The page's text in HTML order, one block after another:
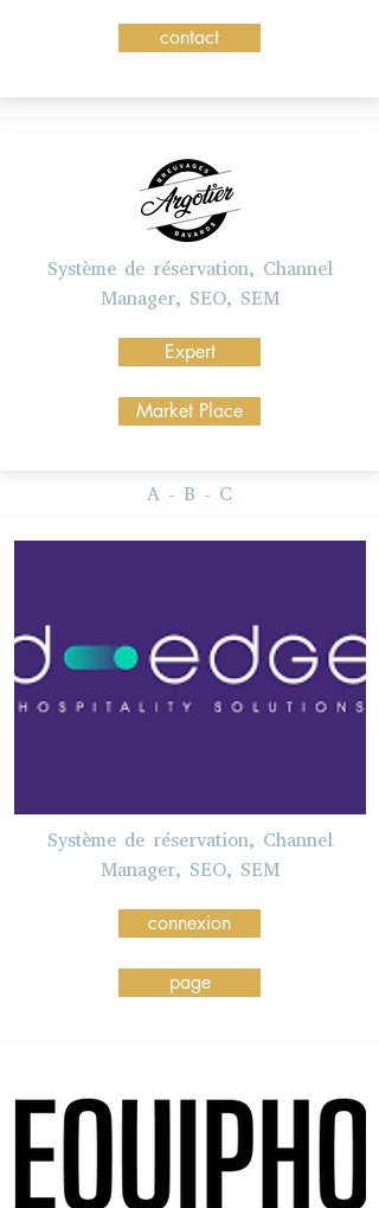
contact
Système de réservation, Channel
Manager, SEO, SEM
Expert
Market Place
A - B - C
Système de réservation, Channel
Manager, SEO, SEM
connexion
page